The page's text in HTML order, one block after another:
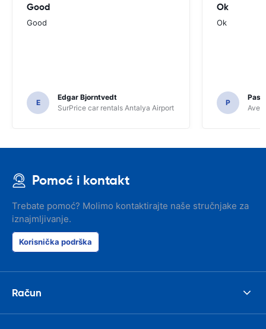
Good
Good
E
Edgar Bjorntvedt
SurPrice car rentals Antalya Airport
Ok
Ok
P
Avec
Pomoć i kontakt
Trebate pomoć? Molimo kontaktirajte naše stručnjake za
iznajmljivanje.
Korisnička podrška
Račun